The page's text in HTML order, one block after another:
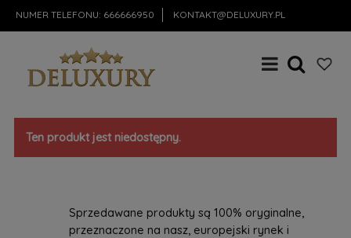
NUMER TELEFONU: 666666950 KONTAKT@DELUXURY.PL
Ten produkt jest niedostępny.
Sprzedawane produkty są 100% oryginalne,
przeznaczone na nasz, europejski rynek i